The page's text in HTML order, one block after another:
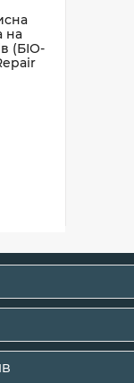
на
(БІО-
10